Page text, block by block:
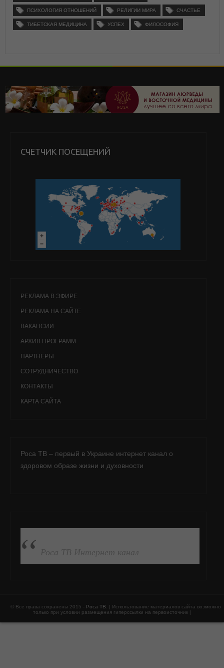
ПСИХОЛОГИЯ ОТНОШЕНИЙ РЕЛИГИИ МИРА СЧАСТЬЕ
ТИБЕТСКАЯ МЕДИЦИНА УСПЕХ ФИЛОСОФИЯ
СЧЕТЧИК ПОСЕЩЕНИЙ
РЕКЛАМА В ЭФИРЕ
РЕКЛАМА НА САЙТЕ
ВАКАНСИИ
АРХИВ ПРОГРАММ
ПАРТНЁРЫ
СОТРУДНИЧЕСТВО
КОНТАКТЫ
КАРТА САЙТА
Роса ТВ – первый в Украине интернет канал о
здоровом образе жизни и духовности
ПОДПИСАТЬСЯ НА FB
Роса ТВ Интернет канал
© Все права сохранены 2015 - Роса ТВ . | Использование материалов сайта возможно
только при условии размещения гиперссылки на первоисточник |